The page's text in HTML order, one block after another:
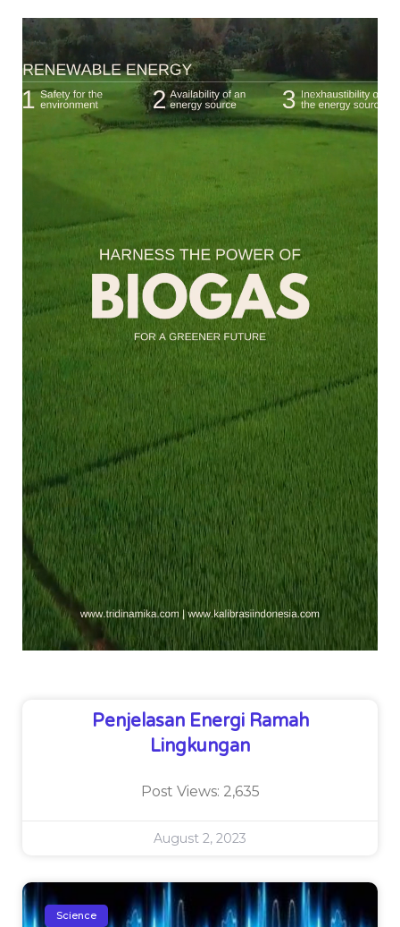
Penjelasan Energi Ramah
Lingkungan
Post Views: 2,635
August 2, 2023
Science